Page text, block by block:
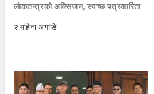
लोकतन्त्रको अक्सिजन, स्वच्छ पत्रकारिता
२ महिना अगाडि